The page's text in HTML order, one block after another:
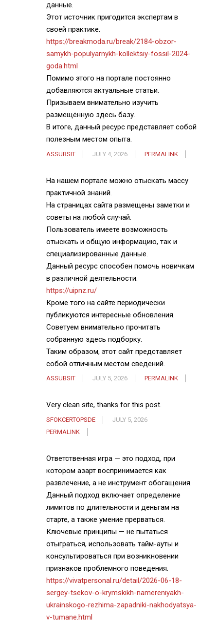
данные.
Этот источник пригодится экспертам в
своей практике.
https://breakmoda.ru/break/2184-obzor-
samykh-populyarnykh-kollektsiy-fossil-2024-
goda.html
Помимо этого на портале постоянно
добавляются актуальные статьи.
Призываем внимательно изучить
размещённую здесь базу.
В итоге, данный ресурс представляет собой
полезным местом опыта.
ASSUBSIT JULY 4, 2026 PERMALINK
На нашем портале можно отыскать массу
практичной знаний.
На страницах сайта размещены заметки и
советы на любой случай.
Пользователь имеете возможность
отыскать и общую информацию, так и
специализированные данные.
Данный ресурс способен помочь новичкам
в различной деятельности.
https://uipnz.ru/
Кроме того на сайте периодически
публикуются интересные обновления.
Советуем внимательно прочитать
собранную здесь подборку.
Таким образом, этот сайт представляет
собой отличным местом сведений.
ASSUBSIT JULY 5, 2026 PERMALINK
Very clean site, thanks for this post.
SFOKCERTOPSDE
JULY 5, 2026
PERMALINK
Ответственная игра — это подход, при
котором азарт воспринимается как
развлечение, а не инструмент обогащения.
Данный подход включает определение
лимитов по длительности и деньгам на
старте, а также умение прерваться.
Ключевые принципы — не пытаться
отыграться, использовать тайм-ауты и
консультироваться при возникновении
признаков проблемного поведения.
https://vivatpersonal.ru/detail/2026-06-18-
sergey-tsekov-o-krymskikh-namereniyakh-
ukrainskogo-rezhima-zapadniki-nakhodyatsya-
v-tumane.html